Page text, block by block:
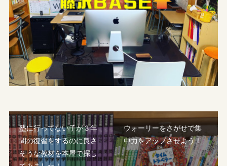
塾に行ってない子が３年
間の復習をするのに良さ
そうな教材を本屋で探し
ウォーリーをさがせで集
中力をアップさせよう！